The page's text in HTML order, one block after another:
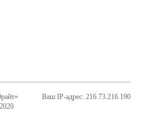
Ваш IP-адрес: 216.73.216.190